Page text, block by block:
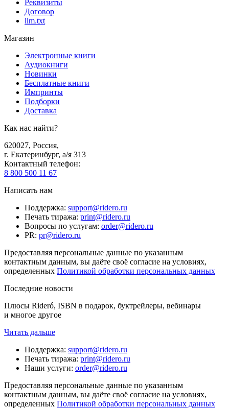
Реквизиты
Договор
llm.txt
Магазин
Электронные книги
Аудиокниги
Новинки
Бесплатные книги
Импринты
Подборки
Доставка
Как нас найти?
620027, Россия,
г. Екатеринбург, а/я 313
Контактный телефон:
8 800 500 11 67
Написать нам
Поддержка: support@ridero.ru
Печать тиража: print@ridero.ru
Вопросы по услугам: order@ridero.ru
PR: pr@ridero.ru
Предоставляя персональные данные по указанным
контактным данным, вы даёте своё согласие на условиях,
определенных Политикой обработки персональных данных
Последние новости
Плюсы Rideró, ISBN в подарок, буктрейлеры, вебинары
и многое другое
Читать дальше
Поддержка: support@ridero.ru
Печать тиража: print@ridero.ru
Наши услуги: order@ridero.ru
Предоставляя персональные данные по указанным
контактным данным, вы даёте своё согласие на условиях,
определенных Политикой обработки персональных данных